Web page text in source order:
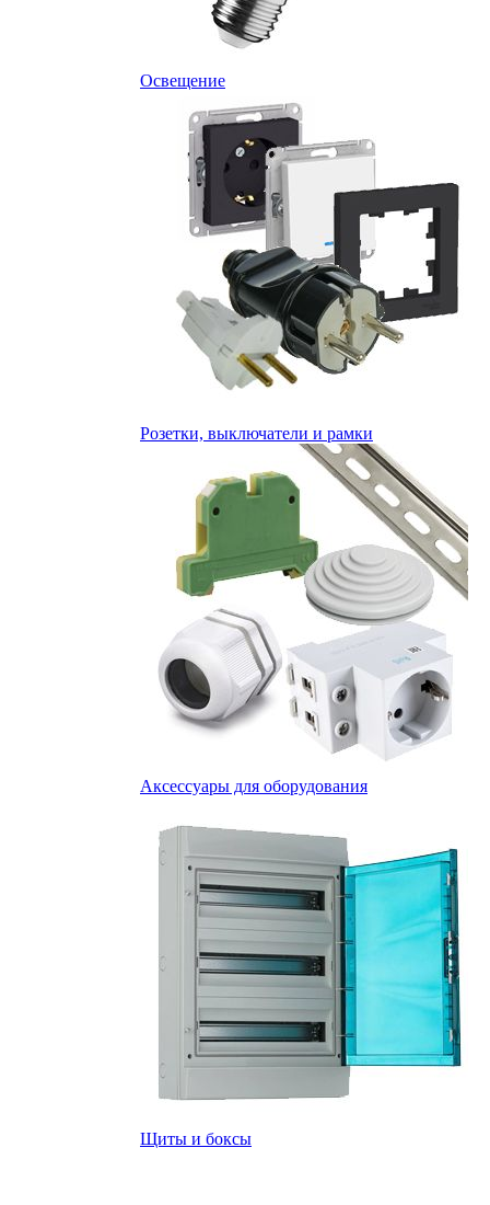
Освещение
Розетки, выключатели и рамки
Аксессуары для оборудования
Щиты и боксы